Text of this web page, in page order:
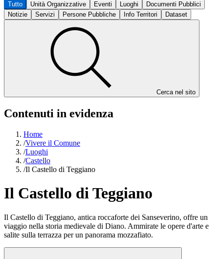
Tutto Unità Organizzative Eventi Luoghi
Documenti Pubblici
Notizie
Servizi Persone Pubbliche Info Territori Dataset
Cerca nel sito
Contenuti in evidenza
Home
/Vivere il Comune
/Luoghi
/Castello
/Il Castello di Teggiano
Il Castello di Teggiano
Il Castello di Teggiano, antica roccaforte dei Sanseverino, offre un
viaggio nella storia medievale di Diano. Ammirate le opere d'arte e
salite sulla terrazza per un panorama mozzafiato.